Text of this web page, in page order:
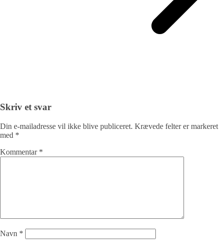
Skriv et svar
Din e-mailadresse vil ikke blive publiceret. Krævede felter er markeret
med *
Kommentar *
Navn *